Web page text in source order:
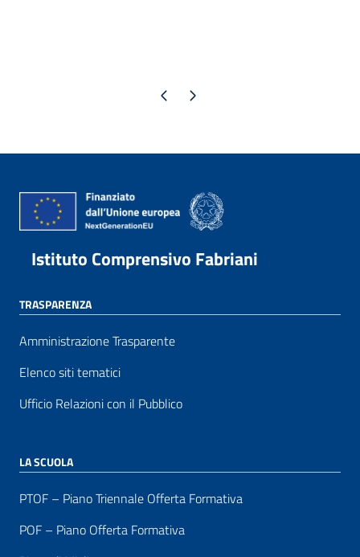
Pagina precedente
Pagina successiva
Istituto Comprensivo Fabriani
TRASPARENZA
Amministrazione Trasparente
Elenco siti tematici
Ufficio Relazioni con il Pubblico
LA SCUOLA
PTOF – Piano Triennale Offerta Formativa
POF – Piano Offerta Formativa